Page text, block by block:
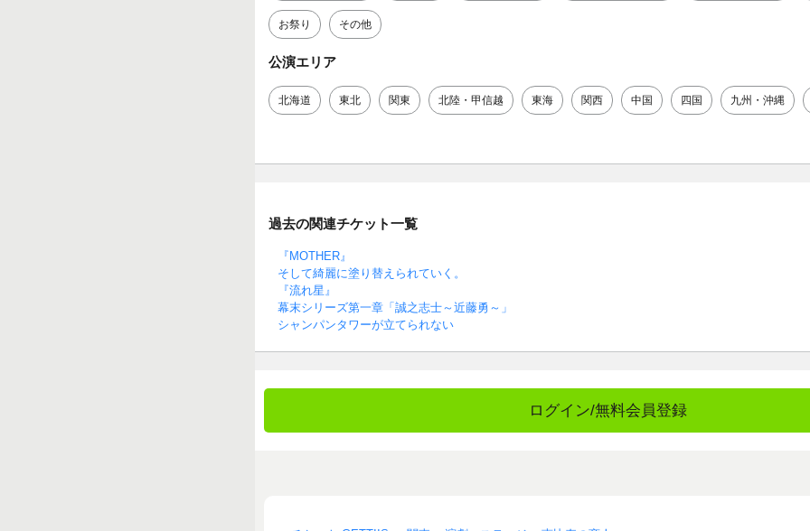
お祭り その他
公演エリア
北海道 東北 関東 北陸・甲信越 東海 関西 中国 四国 九州・沖縄
過去の関連チケット一覧
『MOTHER』
そして綺麗に塗り替えられていく。
『流れ星』
幕末シリーズ第一章「誠之志士～近藤勇～」
シャンパンタワーが立てられない
ログイン/無料会員登録